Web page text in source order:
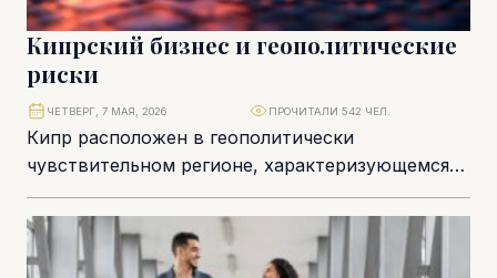
Кипрский бизнес и геополитические
риски
Кипр расположен в геополитически
чувствительном регионе, характеризующемся
высокой частотой вооружённых конфликтов на
протяжении последних 60–70 лет. При этом сам
остров...
ЧЕТВЕРГ, 7 МАЯ, 2026 ПРОЧИТАЛИ 542 ЧЕЛ.